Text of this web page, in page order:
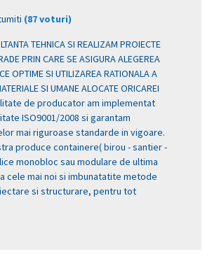
(87 voturi)
TEHNICA SI REALIZAM PROIECTE
PRIN CARE SE ASIGURA ALEGEREA
OPTIME SI UTILIZAREA RATIONALA A
SI UMANE ALOCATE ORICAREI
de producator am implementat
ISO9001/2008 si garantam
mai riguroase standarde in vigoare.
produce containere( birou - santier -
monobloc sau modulare de ultima
cele mai noi si imbunatatite metode
si structurare, pentru tot